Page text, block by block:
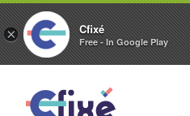
× Cfixé
Free - In Google Play